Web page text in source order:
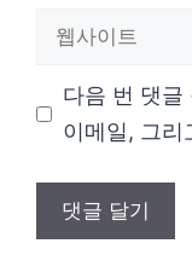
다음 번 댓글
이메일, 그리